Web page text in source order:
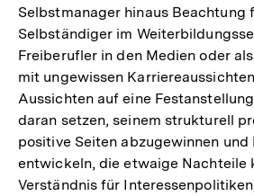
Selbstmanager hinaus Beachtung
Selbständiger im
Freiberufler in den Medien oder
mit ungewissen
Aussichten auf eine
daran setzen, seinem strukturell
positive Seiten abzugewinnen und
entwickeln, die etwaige Nachteile
Verständnis für